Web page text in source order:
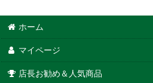
ホーム
マイページ
店長お勧め＆人気商品